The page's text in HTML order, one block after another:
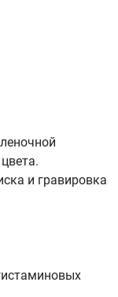
и гравировка